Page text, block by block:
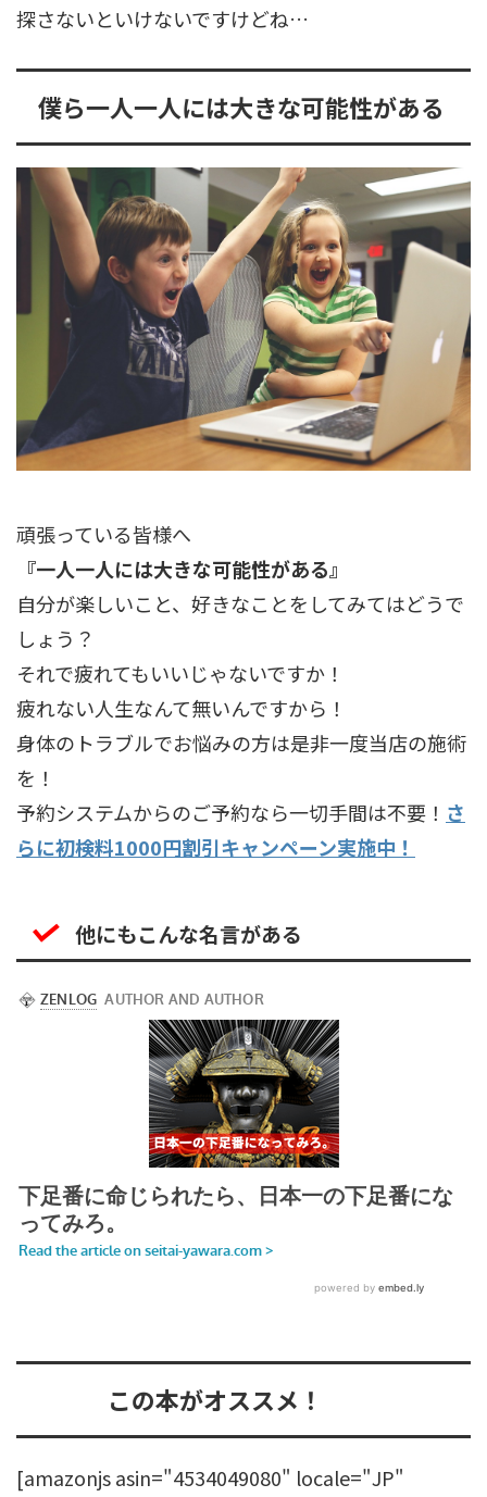
探さないといけないですけどね…
僕ら一人一人には大きな可能性がある
頑張っている皆様へ
『一人一人には大きな可能性がある』
自分が楽しいこと、好きなことをしてみてはどうで
しょう？
それで疲れてもいいじゃないですか！
疲れない人生なんて無いんですから！
身体のトラブルでお悩みの方は是非一度当店の施術
を！
予約システムからのご予約なら一切手間は不要！ さ
らに初検料1000円割引キャンペーン実施中！
他にもこんな名言がある
この本がオススメ！
[amazonjs asin="4534049080" locale="JP"